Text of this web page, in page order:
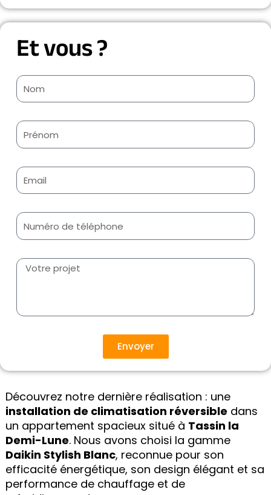
Et vous ?
Envoyer
Découvrez notre dernière réalisation : une
installation de climatisation réversible dans
un appartement spacieux situé à Tassin la
Demi-Lune. Nous avons choisi la gamme
Daikin Stylish Blanc, reconnue pour son
efficacité énergétique, son design élégant et sa
performance de chauffage et de